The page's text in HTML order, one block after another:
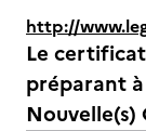
http://
Le
préparant